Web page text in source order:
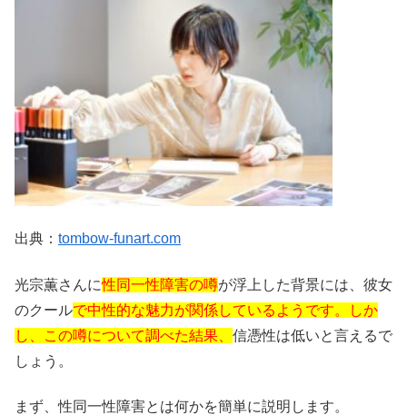
出典： tombow-funart.com
光宗薫さんに性同一性障害の噂が浮上した背景には、彼女
のクールで中性的な魅力が関係しているようです。しか
し、この噂について調べた結果、 信憑性は低いと言えるで
しょう。
まず、性同一性障害とは何かを簡単に説明します。